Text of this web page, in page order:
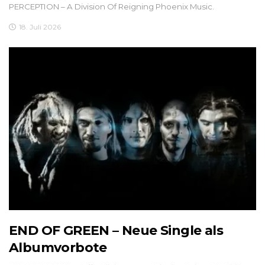
PERCEPTION – A Division Of Reigning Phoenix Music.
18. Juli 2026
END OF GREEN – Neue Single als
Albumvorbote